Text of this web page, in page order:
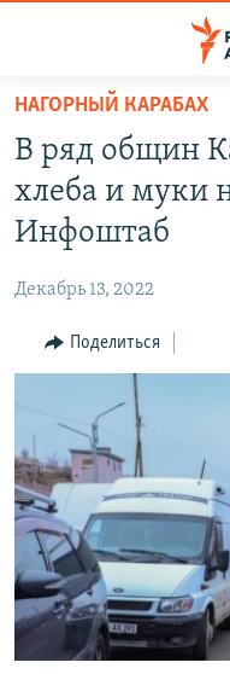
Перейти
основному
содержанию
Перейти
основной
навигации
Перейти
НОВОСТИ
ПОЛИТИКА
ЭКОНОМИКА
РЕГИОН
НАГОРНЫЙ КАРАБАХ
КУЛЬТУРА
СПОРТ
АРХИВ
Հայերեն
English
НАГОРНЫЙ КАРАБАХ
В ряд общин
хлеба и муки
Инфоштаб
Декабрь 13, 2022
Поделиться